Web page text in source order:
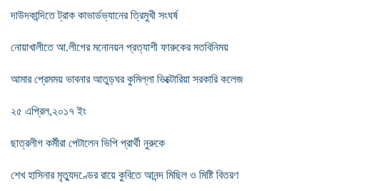
দাউদকান্দিতে ট্রাক কাভার্ডভ্যানের ত্রিমুখী সংঘর্ষ
নোয়াখালীতে আ.লীগের মনোনয়ন প্রত্যাশী ফারুকের মতবিনিময়
আমার প্রেমময় ভাবনার আতুড়ঘর কুমিল্লা ভিক্টোরিয়া সরকারি কলেজ
২৫ এপ্রিল,২০১৭ ইং
ছাত্রলীগ কর্মীরা পেটালেন ভিপি প্রার্থী নুরুকে
শেখ হাসিনার মৃত্যুদণ্ডের রায়ে কুবিতে আনন্দ মিছিল ও মিষ্টি বিতরণ